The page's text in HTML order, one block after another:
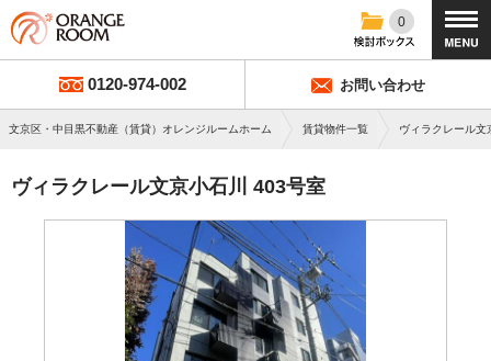
0
0120-974-002 お問い合わせ
文京区・中目黒不動産（賃貸）オレンジルームホーム 賃貸物件一覧 ヴィラクレール文
ヴィラクレール文京小石川 403号室